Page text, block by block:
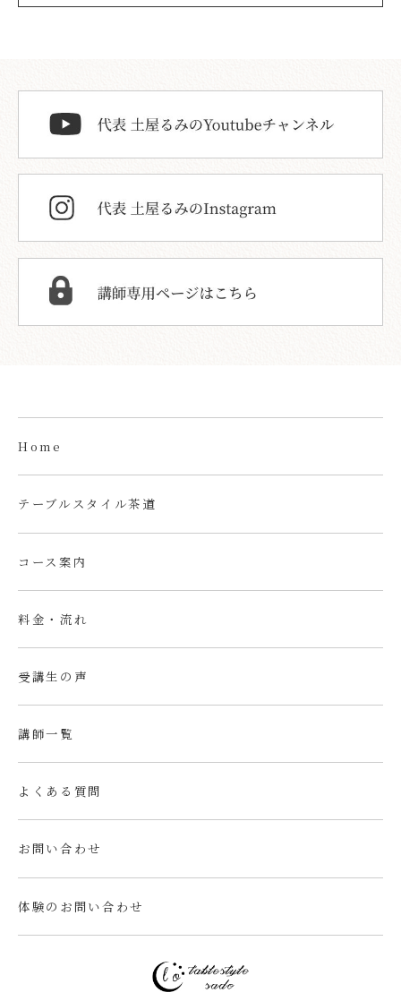
Home
テーブルスタイル茶道
コース案内
料金・流れ
受講生の声
講師一覧
よくある質問
お問い合わせ
体験のお問い合わせ